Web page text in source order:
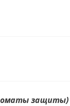
защиты)